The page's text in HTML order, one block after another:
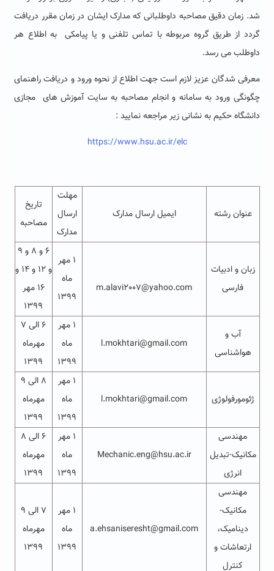
شد. زمان دقیق مصاحبه داوطلبانی که مدارک ایشان در زمان مقرر دریافت
گردد از طریق گروه مربوطه با تماس تلفنی و یا پیامکی به اطلاع هر
داوطلب می رسد.
معرفی شدگان عزیز لازم است جهت اطلاع از نحوه ورود و دریافت راهنمای
چگونگی ورود به سامانه و انجام مصاحبه به سایت آموزش های مجازی
دانشگاه حکیم به نشانی زیر مراجعه نمایید :
https://www.hsu.ac.ir/elc
عنوان رشته ایمیل ارسال مدارک
مهلت
ارسال
مدارک
تاریخ
مصاحبه
زبان و ادبیات
فارسی
m.alavi2007@yahoo.com
۱ مهر
ماه
۱۳۹۹
۶ و ۸ و ۹
و ۱۲ و ۱۴ و
۱۶ مهر
۱۳۹۹
آب و
هواشناسی
l.mokhtari@gmail.com
۱ مهر
ماه
۱۳۹۹
۶ الی ۷
مهرماه
۱۳۹۹
ژئومورفولوژی l.mokhtari@gmail.com
۱ مهر
ماه
۱۳۹۹
۸ الی ۹
مهرماه
۱۳۹۹
مهندسی
مکانیک-تبدیل
انرژی
Mechanic.eng@hsu.ac.ir
۱ مهر
ماه
۱۳۹۹
۶ الی ۸
مهرماه
۱۳۹۹
مهندسی
مکانیک-
دینامیک،
ارتعاشات و
کنترل
a.ehsaniseresht@gmail.com
۱ مهر
ماه
۱۳۹۹
۷ الی ۹
مهرماه
۱۳۹۹